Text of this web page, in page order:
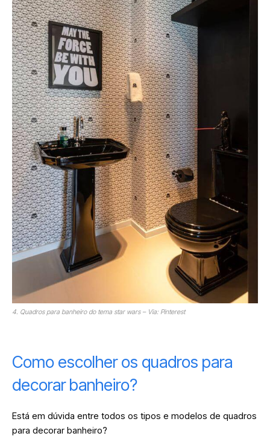
4. Quadros para banheiro do tema star wars – Via: Pinterest
Como escolher os quadros para
decorar banheiro?
Está em dúvida entre todos os tipos e modelos de quadros
para decorar banheiro?